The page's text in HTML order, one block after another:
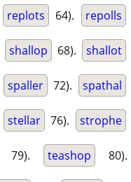
replots 64). repolls
shallop 68). shallot
spaller 72). spathal
stellar 76). strophe
79). teashop 80).